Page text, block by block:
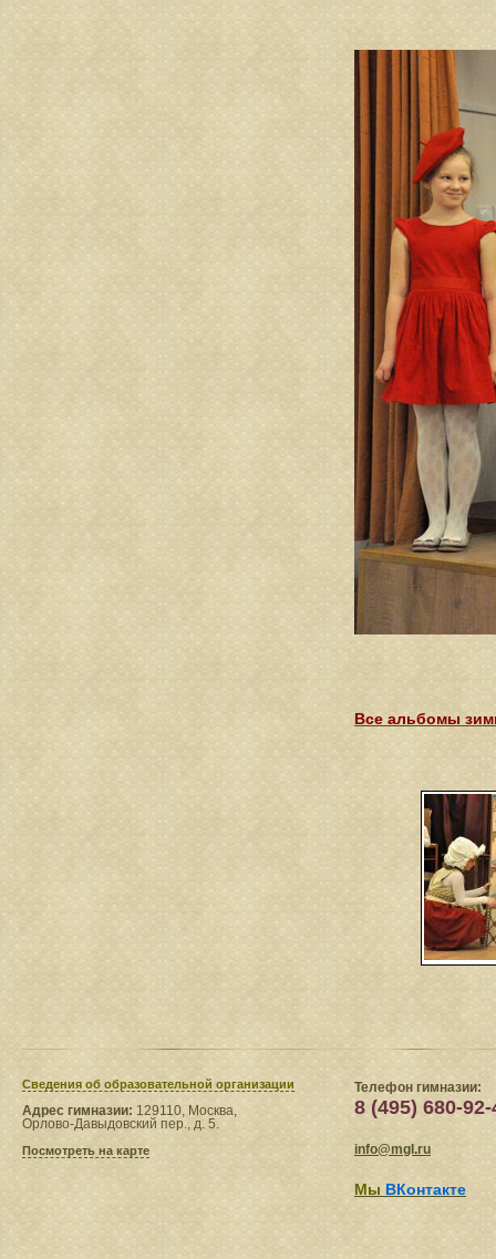
Все альбомы
Сведения​ об образовательной организации
Адрес гимназии: 129110, Москва,
Орлово-Давыдовский пер., д. 5.
Посмотреть на карте
Телефон гимназии:
8 (495) 680-92-
info@mgl.ru
Мы ВКонтакте